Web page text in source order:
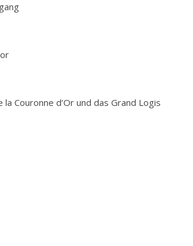
Couronne d’Or und das Grand Logis